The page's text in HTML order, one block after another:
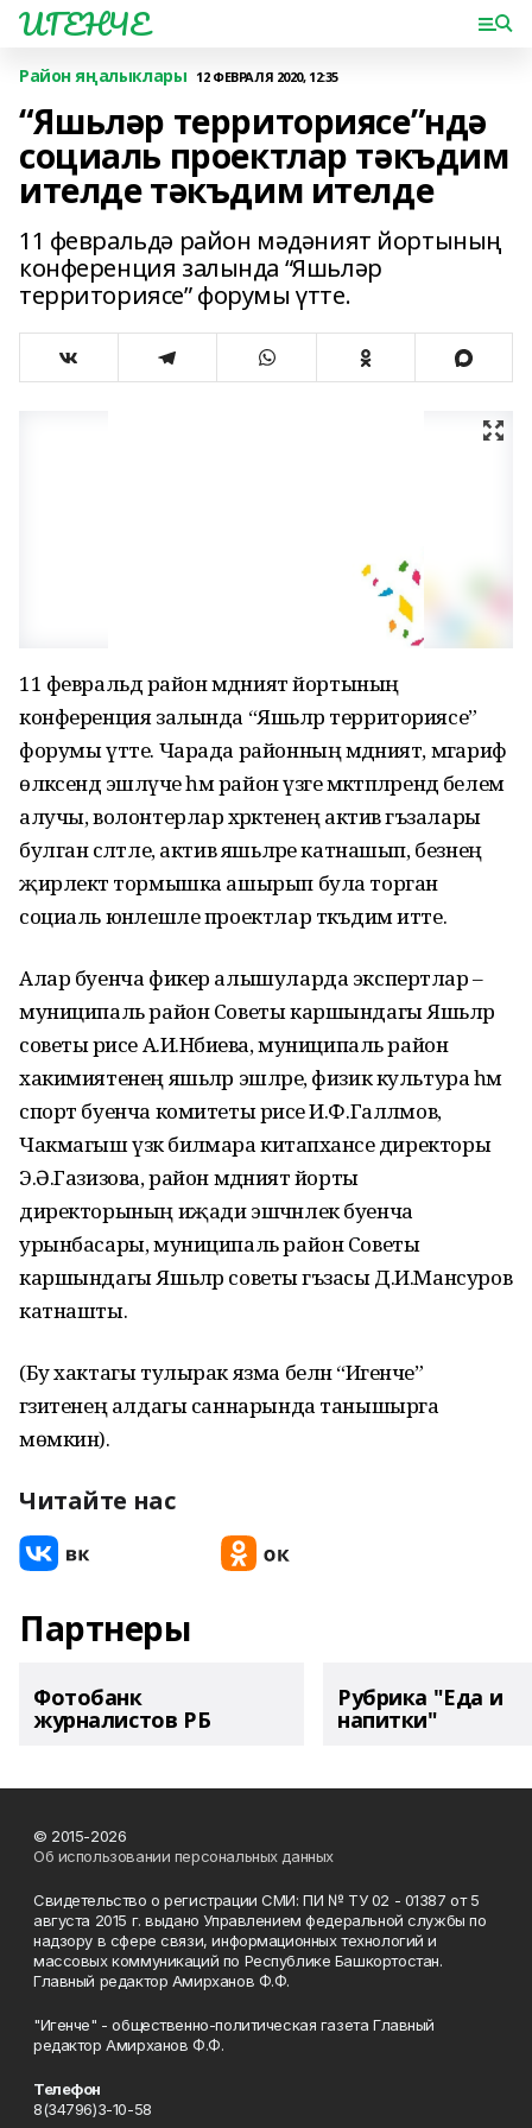
ИГЕНЧЕ
Район яңалыклары 12 ФЕВРАЛЯ 2020, 12:35
“Яшьләр территориясе”ндә
социаль проектлар тәкъдим
ителде тәкъдим ителде
11 февральдә район мәдәният йортының
конференция залында “Яшьләр
территориясе” форумы үтте.
11 февральдә район мәдәният йортының
конференция залында “Яшьләр территориясе”
форумы үтте. Чарада районның мәдәният, мәгариф
өлкәсендә эшләүче һәм район үзәге мәктәпләрендә белем
алучы, волонтерлар хәрәкәтенең актив әгъзалары
булган сәләтле, актив яшьләре катнашып, безнең
җирлектә тормышка ашырып була торган
социаль юнәлешле проектлар тәкъдим итте.
Алар буенча фикер алышуларда экспертлар –
муниципаль район Советы каршындагы Яшьләр
советы рәисе А.И.Нәбиева, муниципаль район
хакимиятенең яшьләр эшләре, физик культура һәм
спорт буенча комитеты рәисе И.Ф.Галләмов,
Чакмагыш үзәк биләмәара китапханәсе директоры
Э.Ә.Газизова, район мәдәният йорты
директорының иҗади эшчәнлек буенча
урынбасары, муниципаль район Советы
каршындагы Яшьләр советы әгъзасы Д.И.Мансуров
катнашты.
(Бу хактагы тулырак язма белән “Игенче”
гәзитенең алдагы саннарында танышырга
мөмкин).
Читайте нас
Партнеры
Фотобанк
журналистов РБ
Рубрика "Еда и
напитки"
© 2015-2026
Об использовании персональных данных
Свидетельство о регистрации СМИ: ПИ № ТУ 02 - 01387 от 5
августа 2015 г. выдано Управлением федеральной службы по
надзору в сфере связи, информационных технологий и
массовых коммуникаций по Республике Башкортостан.
Главный редактор Амирханов Ф.Ф.
"Игенче" - общественно-политическая газета Главный
редактор Амирханов Ф.Ф.
Телефон
8(34796)3-10-58